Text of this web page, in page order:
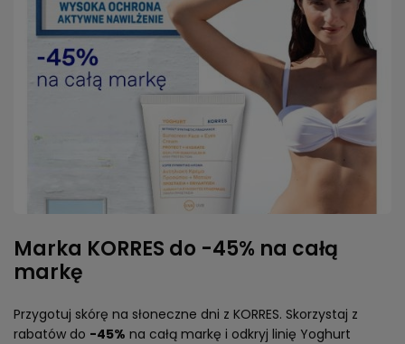
Marka KORRES do -45% na całą
markę
Przygotuj skórę na słoneczne dni z KORRES. Skorzystaj z
rabatów do -45% na całą markę i odkryj linię Yoghurt